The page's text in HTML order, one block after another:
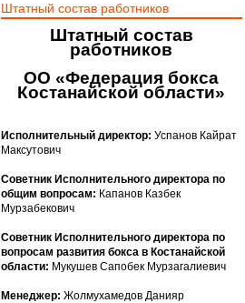
Штатный состав работников
Штатный состав
работников
ОО «Федерация бокса
Костанайской области»
Исполнительный директор: Успанов Кайрат
Максутович
Советник Исполнительного директора по
общим вопросам: Капанов Казбек
Мурзабекович
Советник Исполнительного директора по
вопросам развития бокса в Костанайской
области: Мукушев Сапобек Мурзагалиевич
Менеджер: Жолмухамедов Данияр